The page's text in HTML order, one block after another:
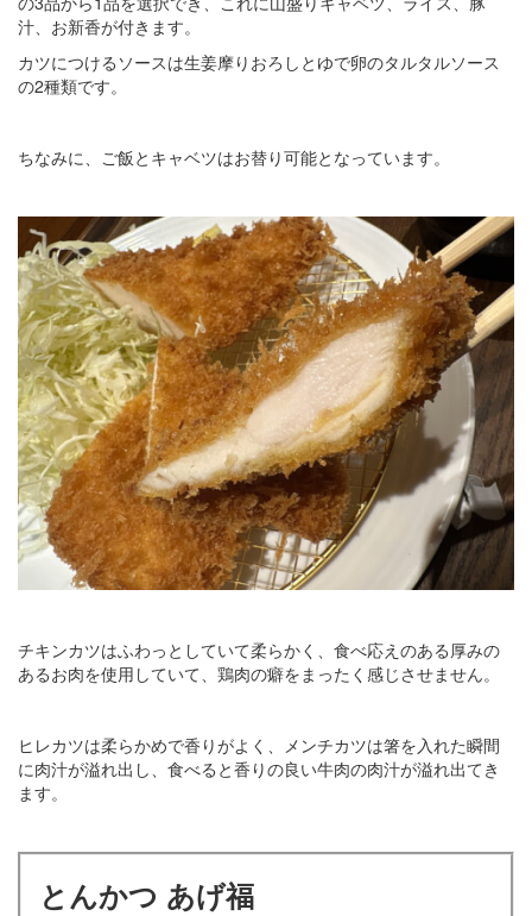
汁、お新香が付きます。
カツにつけるソースは生姜摩りおろしとゆで卵のタルタルソース
の2種類です。
ちなみに、ご飯とキャベツはお替り可能となっています。
チキンカツはふわっとしていて柔らかく、食べ応えのある厚みの
あるお肉を使用していて、鶏肉の癖をまったく感じさせません。
ヒレカツは柔らかめで香りがよく、メンチカツは箸を入れた瞬間
に肉汁が溢れ出し、食べると香りの良い牛肉の肉汁が溢れ出てき
ます。
とんかつ あげ福